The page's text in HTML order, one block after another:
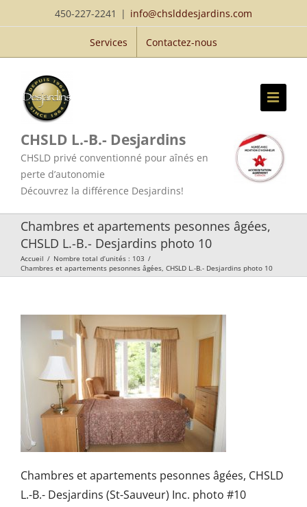
au
450-227-2241 | info@chslddesjardins.com
Services Contactez-nous
CHSLD L.-B.- Desjardins
CHSLD privé conventionné pour aînés en
perte d’autonomie
Découvrez la différence Desjardins!
Chambres et apartements pesonnes âgées,
CHSLD L.-B.- Desjardins photo 10
Accueil / Nombre total d’unités : 103 /
Chambres et apartements pesonnes âgées, CHSLD L.-B.- Desjardins photo 10
Chambres et apartements pesonnes âgées, CHSLD
L.-B.- Desjardins (St-Sauveur) Inc. photo #10